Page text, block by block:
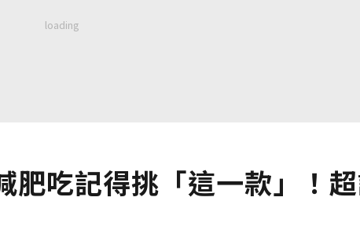
肥吃記得挑「這一款」！